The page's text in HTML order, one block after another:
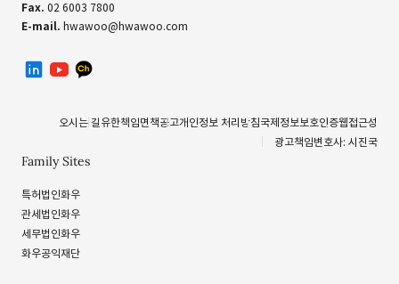
감사원, 중앙행정기관, 지방자치단체의
규제정책, 제재처분, 감사, 행정조사 관련 자문
국내 방산업체 다수에 대하여 사업, 계약 및 원가 등 방산
제도 관련 제반 자문
해외 방산업체 다수에 대하여 무기체계 구매
협상, 계약, 국내 제도 관련 자문
사우디아라비아 정부에 대한 국내 방위산업 제도 관련 자문
정부의 R&D 사업 관련 협약, 참여제한처분 관련 자문
Fax. 02 6003 7800
E-mail. hwawoo@hwawoo.com
Family Sites
특허법인화우
관세법인화우
세무법인화우
화우공익재단
오시는 길 유한책임면책공고개인정보 처리방침국제정보보호인증웹접근성
광고책임변호사: 시진국